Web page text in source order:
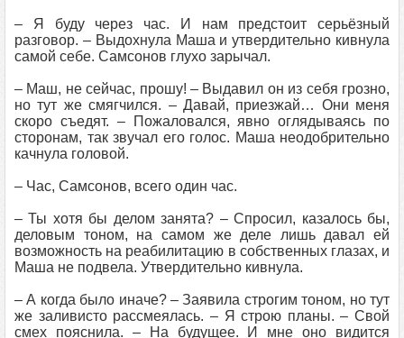
– Я буду через час. И нам предстоит серьёзный
разговор. – Выдохнула Маша и утвердительно кивнула
самой себе. Самсонов глухо зарычал.
– Маш, не сейчас, прошу! – Выдавил он из себя грозно,
но тут же смягчился. – Давай, приезжай… Они меня
скоро съедят. – Пожаловался, явно оглядываясь по
сторонам, так звучал его голос. Маша неодобрительно
качнула головой.
– Час, Самсонов, всего один час.
– Ты хотя бы делом занята? – Спросил, казалось бы,
деловым тоном, на самом же деле лишь давал ей
возможность на реабилитацию в собственных глазах, и
Маша не подвела. Утвердительно кивнула.
– А когда было иначе? – Заявила строгим тоном, но тут
же заливисто рассмеялась. – Я строю планы. – Свой
смех пояснила. – На будущее. И мне оно видится